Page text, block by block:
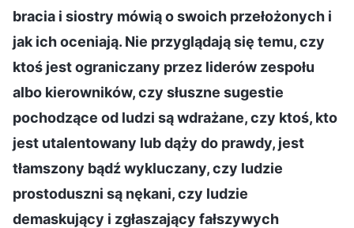
bracia i siostry mówią o swoich przełożonych i
jak ich oceniają. Nie przyglądają się temu, czy
ktoś jest ograniczany przez liderów zespołu
albo kierowników, czy słuszne sugestie
pochodzące od ludzi są wdrażane, czy ktoś, kto
jest utalentowany lub dąży do prawdy, jest
tłamszony bądź wykluczany, czy ludzie
prostoduszni są nękani, czy ludzie
demaskujący i zgłaszający fałszywych